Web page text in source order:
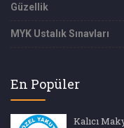
Güzellik
MYK Ustalık Sınavları
En Popüler
Kalıcı